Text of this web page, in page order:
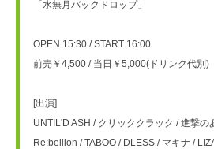
「水無月バックドロップ」
OPEN 15:30 / START 16:00
前売￥4,500 / 当日￥5,000(ドリンク代別)
[出演]
UNTIL'D ASH / クリッククラック / 進撃の
Re:bellion / TABOO / DLESS / マキナ /